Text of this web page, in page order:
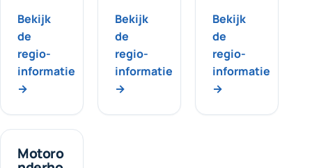
Bekijk
de
regio-
informatie
→
Bekijk
de
regio-
informatie
→
Bekijk
de
regio-
informatie
→
Motoro